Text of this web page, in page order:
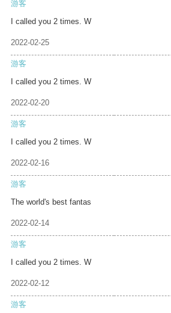
游客
I called you 2 times. W
2022-02-25
游客
I called you 2 times. W
2022-02-20
游客
I called you 2 times. W
2022-02-16
游客
The world's best fantas
2022-02-14
游客
I called you 2 times. W
2022-02-12
游客